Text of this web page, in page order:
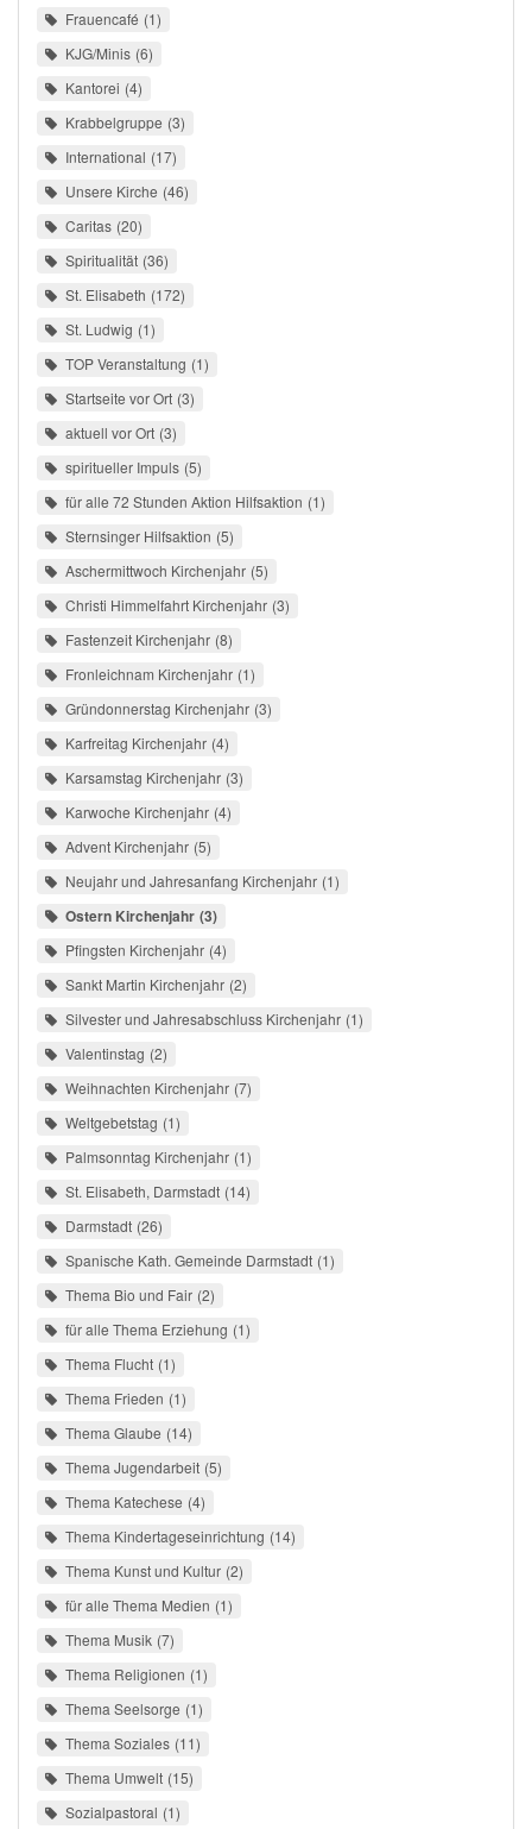
Frauencafé 1
KJG/Minis 6
Kantorei 4
Krabbelgruppe 3
International 17
Unsere Kirche 46
Caritas 20
Spiritualität 36
St. Elisabeth 172
St. Ludwig 1
TOP Veranstaltung 1
Startseite vor Ort 3
aktuell vor Ort 3
spiritueller Impuls 5
für alle 72 Stunden Aktion Hilfsaktion 1
Sternsinger Hilfsaktion 5
Aschermittwoch Kirchenjahr 5
Christi Himmelfahrt Kirchenjahr 3
Fastenzeit Kirchenjahr 8
Fronleichnam Kirchenjahr 1
Gründonnerstag Kirchenjahr 3
Karfreitag Kirchenjahr 4
Karsamstag Kirchenjahr 3
Karwoche Kirchenjahr 4
Advent Kirchenjahr 5
Neujahr und Jahresanfang Kirchenjahr 1
Ostern Kirchenjahr 3
Pfingsten Kirchenjahr 4
Sankt Martin Kirchenjahr 2
Silvester und Jahresabschluss Kirchenjahr 1
Valentinstag 2
Weihnachten Kirchenjahr 7
Weltgebetstag 1
Palmsonntag Kirchenjahr 1
St. Elisabeth, Darmstadt 14
Darmstadt 26
Spanische Kath. Gemeinde Darmstadt 1
Thema Bio und Fair 2
für alle Thema Erziehung 1
Thema Flucht 1
Thema Frieden 1
Thema Glaube 14
Thema Jugendarbeit 5
Thema Katechese 4
Thema Kindertageseinrichtung 14
Thema Kunst und Kultur 2
für alle Thema Medien 1
Thema Musik 7
Thema Religionen 1
Thema Seelsorge 1
Thema Soziales 11
Thema Umwelt 15
Sozialpastoral 1